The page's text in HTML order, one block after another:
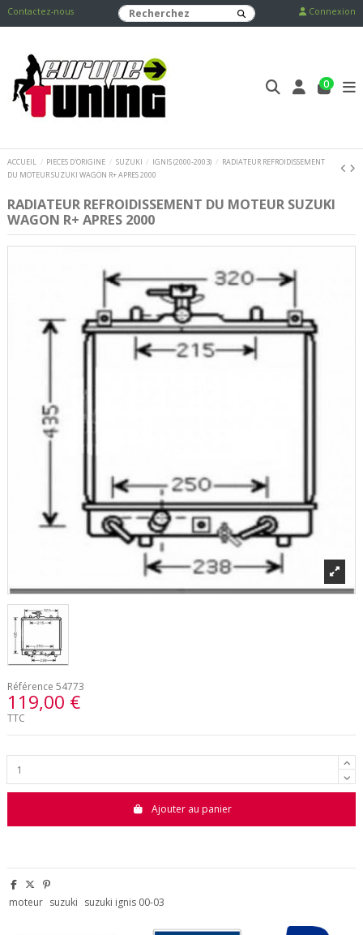
Contactez-nous Connexion
0
ACCUEIL PIECES D'ORIGINE SUZUKI IGNIS (2000-2003)
RADIATEUR REFROIDISSEMENT
DU MOTEUR SUZUKI WAGON R+ APRES 2000
RADIATEUR REFROIDISSEMENT DU MOTEUR SUZUKI
WAGON R+ APRES 2000
Référence 54773
119,00 €
TTC
Ajouter au panier
moteur suzuki suzuki ignis 00-03